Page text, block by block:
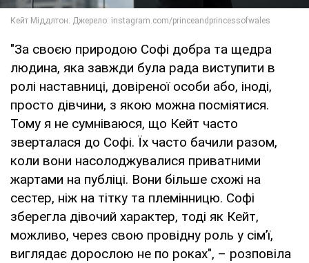
"За своєю природою Софі добра та щедра
людина, яка завжди була рада виступити в
ролі наставниці, довіреної особи або, іноді,
просто дівчини, з якою можна посміятися.
Тому я не сумніваюся, що Кейт часто
зверталася до Софі. Їх часто бачили разом,
коли вони насолоджувалися приватними
жартами на публіці. Вони більше схожі на
сестер, ніж на тітку та племінницю. Софі
зберегла дівочий характер, тоді як Кейт,
можливо, через свою провідну роль у сім’ї,
виглядає дорослою не по роках", – розповіла